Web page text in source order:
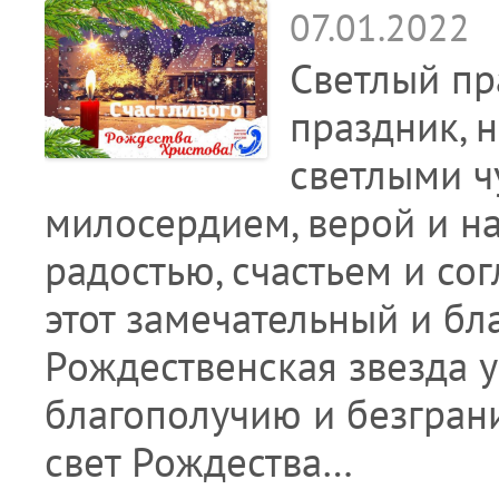
07.01.2022
Светлый
праздник,
светлыми
милосердием, верой и
радостью, счастьем и
этот замечательный и
Рождественская звезда
благополучию и
свет Рождества…